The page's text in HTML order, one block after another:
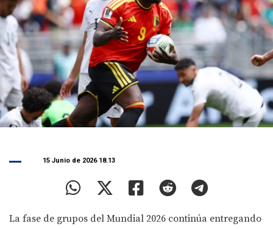
15 Junio de 2026 18.13
La fase de grupos del Mundial 2026 continúa entregando